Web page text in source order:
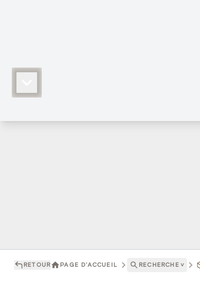
RETOUR PAGE D'ACCUEIL RECHERCHE ˅